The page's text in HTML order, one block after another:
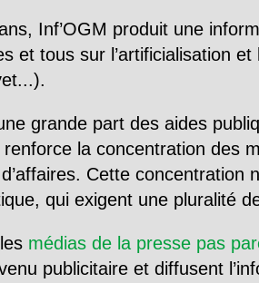
Inf’OGM produit une
et tous sur l’artificialisation
grande part des aides
la concentration des
Cette concentration
qui exigent une pluralité
médias de la presse pas
publicitaire et diffusent